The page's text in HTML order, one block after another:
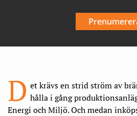
D et krävs en strid ström av
hålla i gång
Energi och Miljö. Och medan